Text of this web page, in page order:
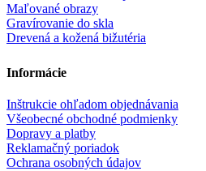
Maľované obrazy
Gravírovanie do skla
Drevená a kožená bižutéria
Informácie
Inštrukcie ohľadom objednávania
Všeobecné obchodné podmienky
Dopravy a platby
Reklamačný poriadok
Ochrana osobných údajov